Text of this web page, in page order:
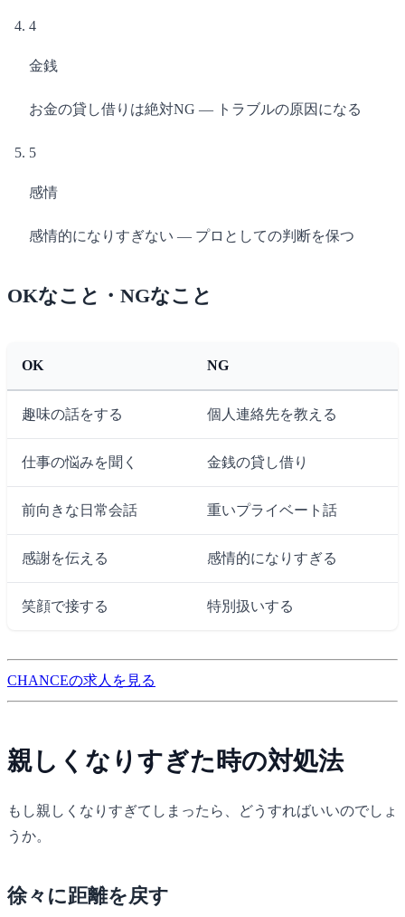
4
金銭
お金の貸し借りは絶対NG — トラブルの原因になる
5
感情
感情的になりすぎない — プロとしての判断を保つ
OKなこと・NGなこと
OK NG
趣味の話をする 個人連絡先を教える
仕事の悩みを聞く 金銭の貸し借り
前向きな日常会話 重いプライベート話
感謝を伝える 感情的になりすぎる
笑顔で接する 特別扱いする
CHANCEの求人を見る
親しくなりすぎた時の対処法
もし親しくなりすぎてしまったら、どうすればいいのでしょ
うか。
徐々に距離を戻す